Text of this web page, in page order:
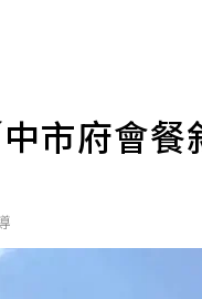
市府會